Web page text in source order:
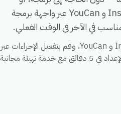
مطورين، أو برمجيات وسيطة معقدة. تربط eGrow بين Instagram و YouCan عبر واجهة برمجة
في الآخر في الوقت الفعلي.
قم بمزامنة العملاء والطلبات والحالات وأي حقل مخصص بين Instagram و YouCan، وقم بتفعيل الإجراءات عبر
كلا التطبيقين من خلال سير عمل واحد، ووحد التقارير في مكان واحد. ابدأ الإعداد في 5 دقائق مع خدمة تهيئة مجانية